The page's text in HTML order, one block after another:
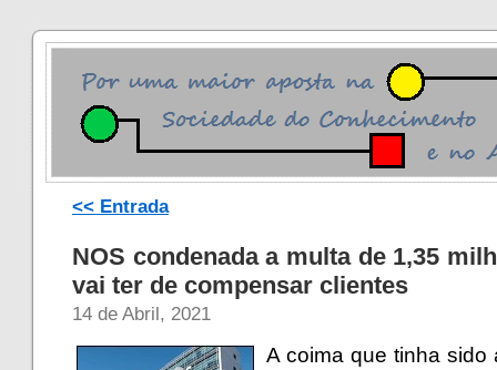
<< Entrada
NOS condenada a multa de 1,35
vai ter de compensar clientes
14 de Abril, 2021
A coima que tinha sido